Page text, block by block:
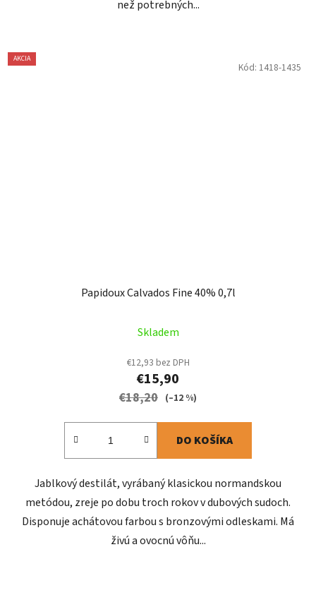
než potrebných...
AKCIA
Papidoux Calvados Fine 40% 0,7l
Skladem
€12,93 bez DPH
€15,90
€18,20 (–12 %)
DO KOŠÍKA
Jablkový destilát, vyrábaný klasickou normandskou
metódou, zreje po dobu troch rokov v dubových sudoch.
Disponuje achátovou farbou s bronzovými odleskami. Má
živú a ovocnú vôňu...
Kód: 1418-1435